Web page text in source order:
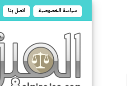
سياسة الخصوصية اتصل بنا